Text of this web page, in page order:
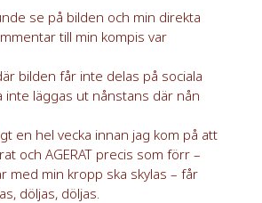
se på bilden och min direkta
till min kompis var
bilden får inte delas på sociala
inte läggas ut nånstans där nån
en hel vecka innan jag kom på att
och AGERAT precis som förr –
med min kropp ska skylas – får
döljas, döljas.